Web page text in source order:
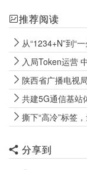
推荐阅读
从“1234+N”到“一
入局Token运营
陕西省广播电视局党组书记、
共建5G通信基站体系
撕下“高冷”标签
分享到